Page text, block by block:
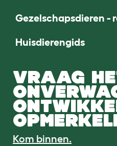
Gezelschapsdieren -
Huisdierengids
VRAAG
Kom binnen.